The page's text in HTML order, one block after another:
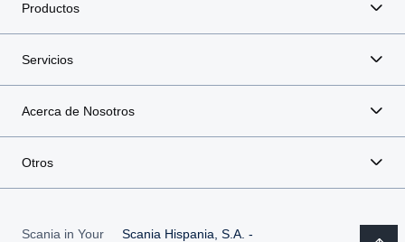
Productos
Servicios
Acerca de Nosotros
Otros
Scania in Your
Scania Hispania, S.A. -